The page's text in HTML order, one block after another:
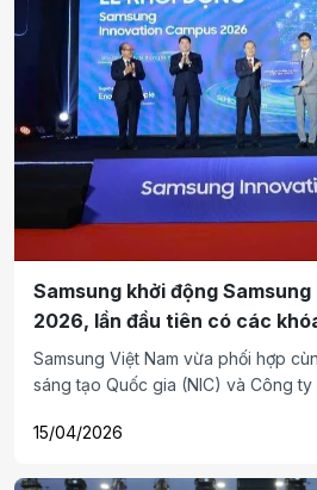
Samsung khởi động
2026, lần đầu tiên có các
Samsung Việt Nam vừa phối hợp
sáng tạo Quốc gia (NIC) và Công ty
công nghệ Samsung Innovation
15/04/2026